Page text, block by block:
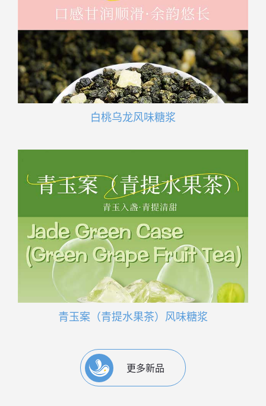
白桃乌龙风味糖浆
青玉案（青提水果茶）风味糖浆
更多新品